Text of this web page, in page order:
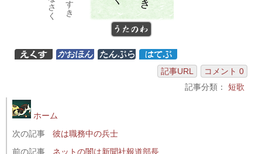
き
す
き
さ
く
うたのわ
記事URL
コメント 0
記事分類： 短歌
ホーム
次の記事
彼は職務中の兵士
前の記事
ネットの闇は新聞社報道部長